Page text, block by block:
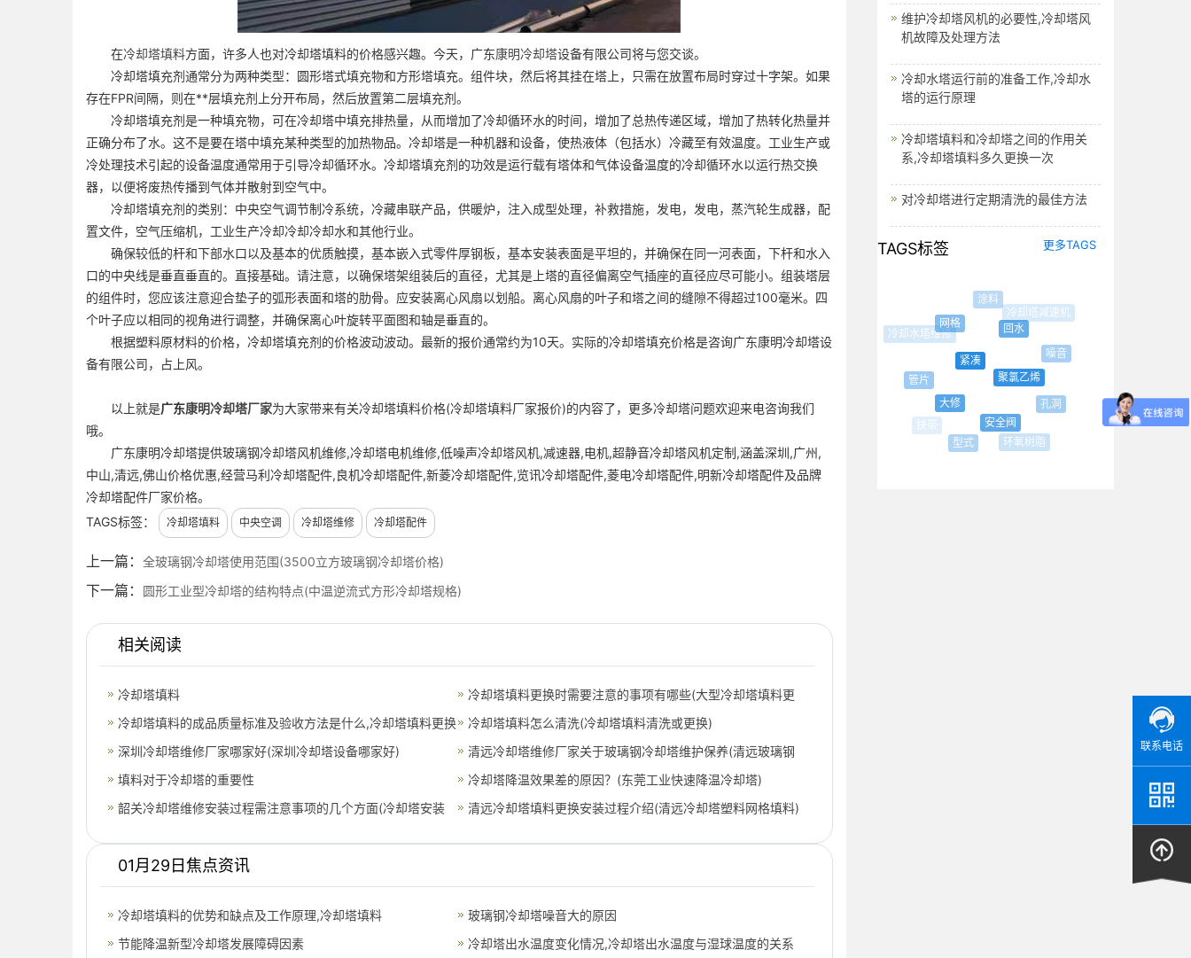
在冷却塔填料方面，许多人也对冷却塔填料的价格感兴趣。今天，广东康明冷却塔设备有限公司将与您交谈。
冷却塔填充剂通常分为两种类型：圆形塔式填充物和方形塔填充。组件块，然后将其挂在塔上，只需在放置布局时穿过十字架。如果
存在FPR间隔，则在**层填充剂上分开布局，然后放置第二层填充剂。
冷却塔填充剂是一种填充物，可在冷却塔中填充排热量，从而增加了冷却循环水的时间，增加了总热传递区域，增加了热转化热量并
正确分布了水。这不是要在塔中填充某种类型的加热物品。冷却塔是一种机器和设备，使热液体（包括水）冷藏至有效温度。工业生产或
冷处理技术引起的设备温度通常用于引导冷却循环水。冷却塔填充剂的功效是运行载有塔体和气体设备温度的冷却循环水以运行热交换
器，以便将废热传播到气体并散射到空气中。
冷却塔填充剂的类别：中央空气调节制冷系统，冷藏串联产品，供暖炉，注入成型处理，补救措施，发电，发电，蒸汽轮生成器，配
置文件，空气压缩机，工业生产冷却冷却冷却水和其他行业。
确保较低的杆和下部水口以及基本的优质触摸，基本嵌入式零件厚钢板，基本安装表面是平坦的，并确保在同一河表面，下杆和水入
口的中央线是垂直垂直的。直接基础。请注意，以确保塔架组装后的直径，尤其是上塔的直径偏离空气插座的直径应尽可能小。组装塔层
的组件时，您应该注意迎合垫子的弧形表面和塔的肋骨。应安装离心风扇以划船。离心风扇的叶子和塔之间的缝隙不得超过100毫米。四
个叶子应以相同的视角进行调整，并确保离心叶旋转平面图和轴是垂直的。
根据塑料原材料的价格，冷却塔填充剂的价格波动波动。最新的报价通常约为10天。实际的冷却塔填充价格是咨询广东康明冷却塔设
备有限公司，占上风。
以上就是广东康明冷却塔厂家为大家带来有关冷却塔填料价格(冷却塔填料厂家报价)的内容了，更多冷却塔问题欢迎来电咨询我们
哦。
广东康明冷却塔提供玻璃钢冷却塔风机维修,冷却塔电机维修,低噪声冷却塔风机,减速器,电机,超静音冷却塔风机定制,涵盖深圳,广州,
中山,清远,佛山价格优惠,经营马利冷却塔配件,良机冷却塔配件,新菱冷却塔配件,览讯冷却塔配件,菱电冷却塔配件,明新冷却塔配件及品牌
冷却塔配件厂家价格。
TAGS标签：
冷却塔填料 中央空调 冷却塔维修 冷却塔配件
上一篇： 全玻璃钢冷却塔使用范围(3500立方玻璃钢冷却塔价格)
下一篇： 圆形工业型冷却塔的结构特点(中温逆流式方形冷却塔规格)
相关阅读
冷却塔填料
冷却塔填料更换时需要注意的事项有哪些(大型冷却塔填料更
换
冷却塔填料的成品质量标准及验收方法是什么,冷却塔填料更换
冷却塔填料怎么清洗(冷却塔填料清洗或更换)
深圳冷却塔维修厂家哪家好(深圳冷却塔设备哪家好)
清远冷却塔维修厂家关于玻璃钢冷却塔维护保养(清远玻璃钢
冷
填料对于冷却塔的重要性
冷却塔降温效果差的原因？(东莞工业快速降温冷却塔)
韶关冷却塔维修安装过程需注意事项的几个方面(冷却塔安装
清远冷却塔填料更换安装过程介绍(清远冷却塔塑料网格填料)
01月29日焦点资讯
冷却塔填料的优势和缺点及工作原理,冷却塔填料
玻璃钢冷却塔噪音大的原因
节能降温新型冷却塔发展障碍因素
冷却塔出水温度变化情况,冷却塔出水温度与湿球温度的关系
维护冷却塔风机的必要性,冷却塔风
机故障及处理方法
冷却水塔运行前的准备工作,冷却水
塔的运行原理
冷却塔填料和冷却塔之间的作用关
系,冷却塔填料多久更换一次
对冷却塔进行定期清洗的最佳方法
TAGS标签 更多TAGS
管片
大修
紧凑
网格
型式
安全阀
聚氯乙烯
回水
涂料
环氧树脂
孔洞
噪音
冷却塔减速机
便捷
联系电话